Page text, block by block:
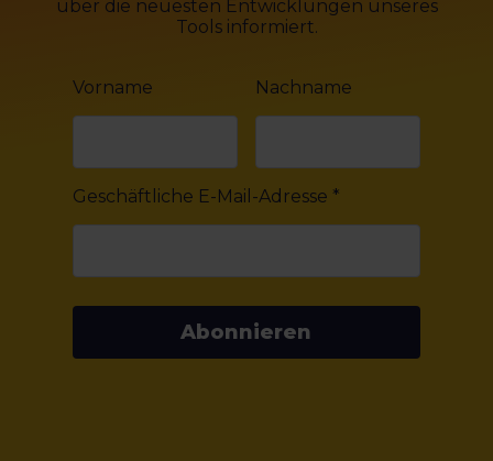
über die neuesten Entwicklungen unseres
Tools informiert.
Vorname Nachname
Geschäftliche E-Mail-Adresse *
Abonnieren